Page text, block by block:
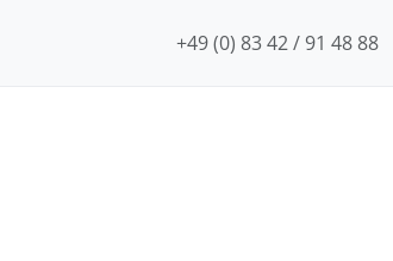
+49 (0) 83 42 / 91 48 88